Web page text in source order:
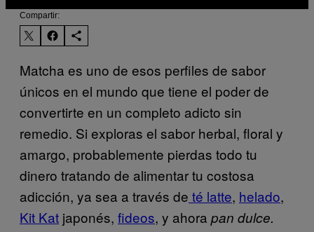
Compartir:
Matcha es uno de esos perfiles de sabor
únicos en el mundo que tiene el poder de
convertirte en un completo adicto sin
remedio. Si exploras el sabor herbal, floral y
amargo, probablemente pierdas todo tu
dinero tratando de alimentar tu costosa
adicción, ya sea a través de té latte, helado,
Kit Kat japonés, fideos, y ahora pan dulce.